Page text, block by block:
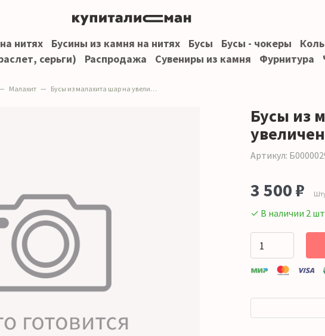
нитях Бусины из камня на нитях Бусы Бусы - чокеры
серьги)
Распродажа Сувениры из камня Фурнитура
Малахит Бусы из малахита шар на увеличение
Бусы из
Артикул:
3 500 ₽
✓ В наличии 2 шт